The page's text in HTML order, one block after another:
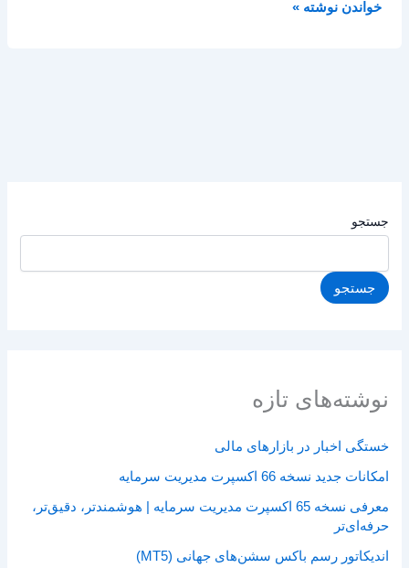
جستجو
جستجو
نوشته‌های تازه
خستگی اخبار در بازارهای مالی
امکانات جدید نسخه 66 اکسپرت مدیریت سرمایه
معرفی نسخه 65 اکسپرت مدیریت سرمایه | هوشمندتر، دقیق‌تر،
حرفه‌ای‌تر
اندیکاتور رسم باکس سشن‌های جهانی (MT5)
خواندن نوشته »